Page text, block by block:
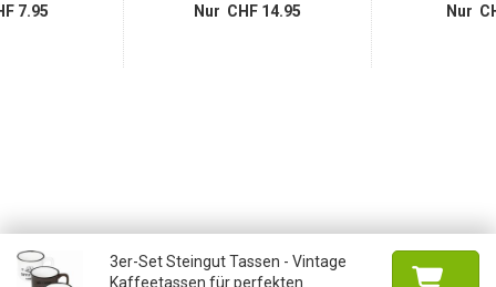
7.95 Nur CHF 14.95 Nur
3er-Set Steingut Tassen - Vintage
Kaffeetassen für perfekten